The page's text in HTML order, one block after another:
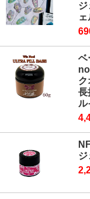
ジ
ベ
ク
長
ル
ジ